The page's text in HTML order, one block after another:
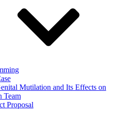
Mutilation and Its Effects on
Team
Proposal